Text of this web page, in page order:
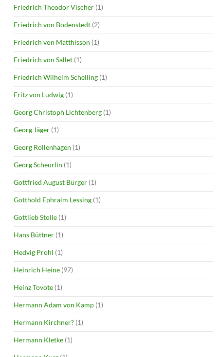
Friedrich Theodor Vischer (1)
Friedrich von Bodenstedt (2)
Friedrich von Matthisson (1)
Friedrich von Sallet (1)
Friedrich Wilhelm Schelling (1)
Fritz von Ludwig (1)
Georg Christoph Lichtenberg (1)
Georg Jäger (1)
Georg Rollenhagen (1)
Georg Scheurlin (1)
Gottfried August Bürger (1)
Gotthold Ephraim Lessing (1)
Gottlieb Stolle (1)
Hans Büttner (1)
Hedvig Prohl (1)
Heinrich Heine (97)
Heinz Tovote (1)
Hermann Adam von Kamp (1)
Hermann Kirchner? (1)
Hermann Kletke (1)